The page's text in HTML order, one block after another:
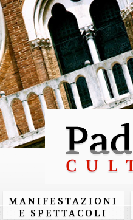
Salta al
contenuto
principale
MANIFESTAZIONI
E SPETTACOLI